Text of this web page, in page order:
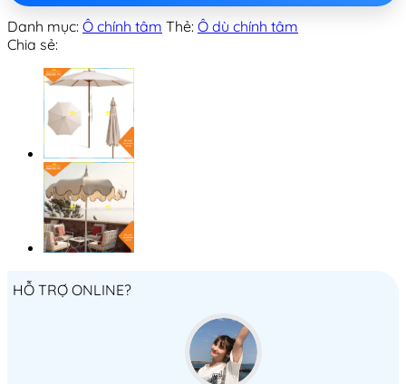
Danh mục: Ô chính tâm Thẻ: Ô dù chính tâm
Chia sẻ:
HỖ TRỢ ONLINE?